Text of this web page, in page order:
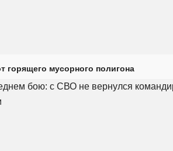
горящего мусорного полигона